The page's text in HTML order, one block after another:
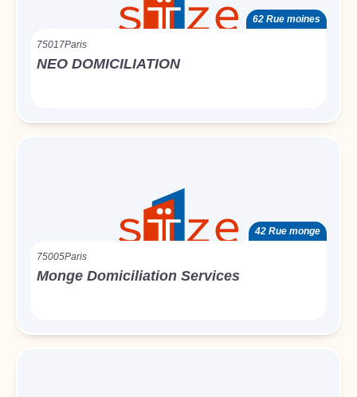
62 Rue moines
75017Paris
NEO DOMICILIATION
42 Rue monge
75005Paris
Monge Domiciliation Services